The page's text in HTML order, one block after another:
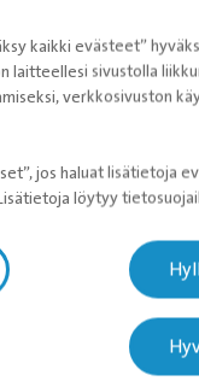
suuntautuminen
kaikki evästeet”
laitteellesi sivustolla
verkkosivuston
jos haluat lisätietoja
löytyy